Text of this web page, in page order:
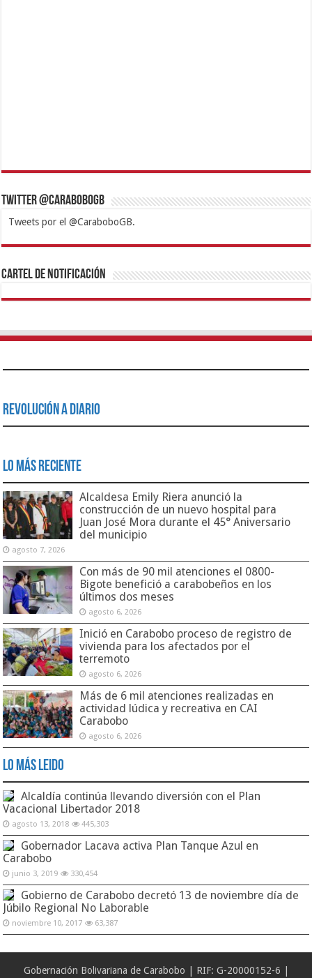
Twitter @CaraboboGB
Tweets por el @CaraboboGB.
1xbetBetturkeyBetistKralbetSupertotobetTipobetMatadorbetMariobet
https://mvbcasino.com/
Cartel de Notificación
Revolución a Diario
Lo Más Reciente
Alcaldesa Emily Riera anunció la
construcción de un nuevo hospital para
Juan José Mora durante el 45° Aniversario
del municipio
agosto 7, 2026
Con más de 90 mil atenciones el 0800-
Bigote benefició a carabobeños en los
últimos dos meses
agosto 6, 2026
Inició en Carabobo proceso de registro de
vivienda para los afectados por el
terremoto
agosto 6, 2026
Más de 6 mil atenciones realizadas en
actividad lúdica y recreativa en CAI
Carabobo
agosto 6, 2026
Lo Más Leido
Alcaldía continúa llevando diversión con el Plan
Vacacional Libertador 2018
agosto 13, 2018 445,303
Gobernador Lacava activa Plan Tanque Azul en
Carabobo
junio 3, 2019 330,454
Gobierno de Carabobo decretó 13 de noviembre día de
Júbilo Regional No Laborable
noviembre 10, 2017 63,387
Gobernación Bolivariana de Carabobo | RIF: G-20000152-6 |